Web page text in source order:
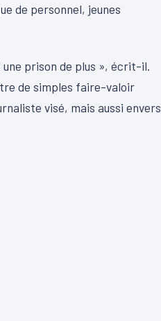
de personnel, jeunes
une prison de plus », écrit-il.
de simples faire-valoir
visé, mais aussi envers